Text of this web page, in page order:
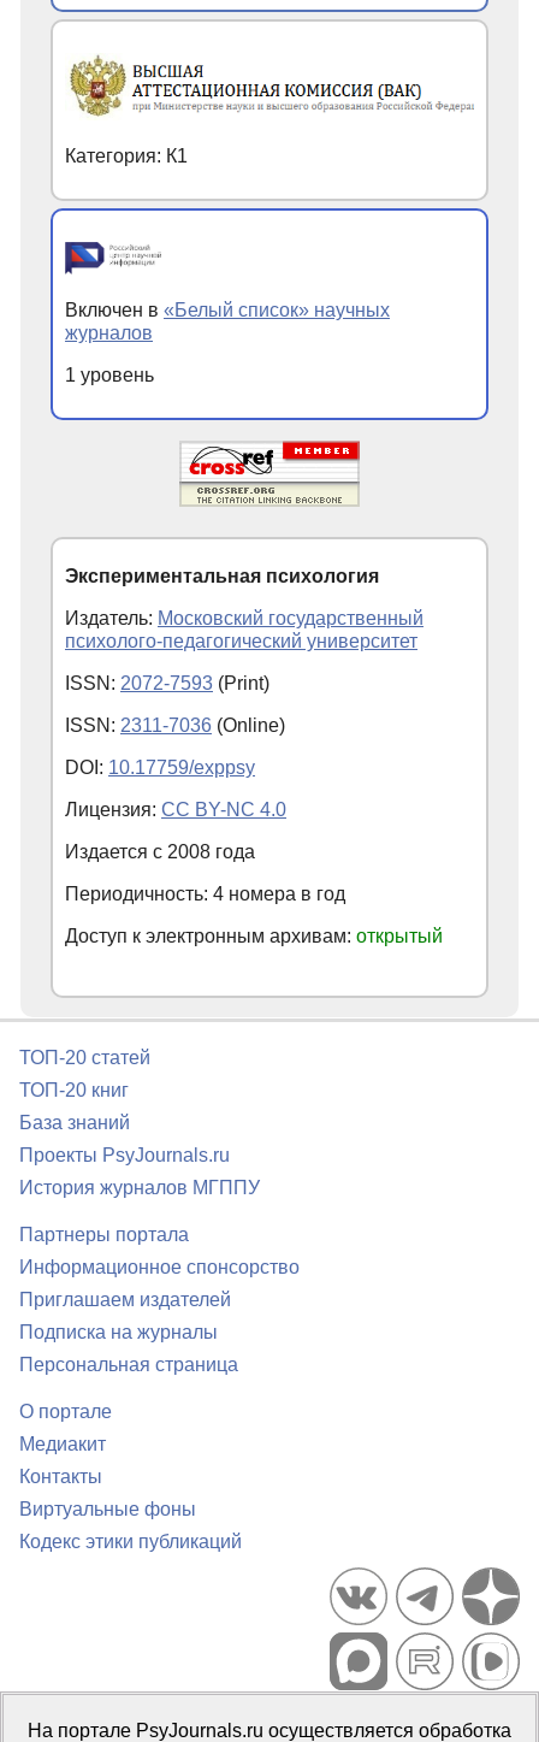
Категория: К1
Включен в «Белый список» научных
журналов
1 уровень
Экспериментальная психология
Издатель: Московский государственный
психолого-педагогический университет
ISSN: 2072-7593 (Print)
ISSN: 2311-7036 (Online)
DOI: 10.17759/exppsy
Лицензия: CC BY-NC 4.0
Издается с 2008 года
Периодичность: 4 номера в год
Доступ к электронным архивам: открытый
ТОП-20 статей
ТОП-20 книг
База знаний
Проекты PsyJournals.ru
История журналов МГППУ
Партнеры портала
Информационное спонсорство
Приглашаем издателей
Подписка на журналы
Персональная страница
О портале
Медиакит
Контакты
Виртуальные фоны
Кодекс этики публикаций
Портал психологических изданий PsyJournals.ru, 2007–2026
На портале PsyJournals.ru осуществляется обработка